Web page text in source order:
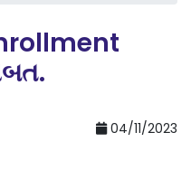
04/11/2023